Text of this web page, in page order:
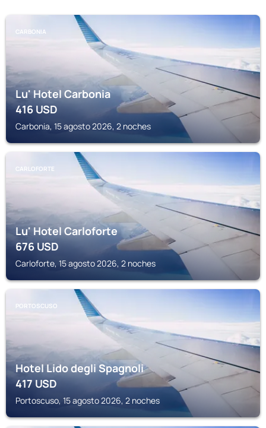
CARBONIA
Lu' Hotel Carbonia
416USD
Carbonia, 15 agosto 2026, 2 noches
CARLOFORTE
Lu' Hotel Carloforte
676USD
Carloforte, 15 agosto 2026, 2 noches
PORTOSCUSO
Hotel Lido degli Spagnoli
417USD
Portoscuso, 15 agosto 2026, 2 noches